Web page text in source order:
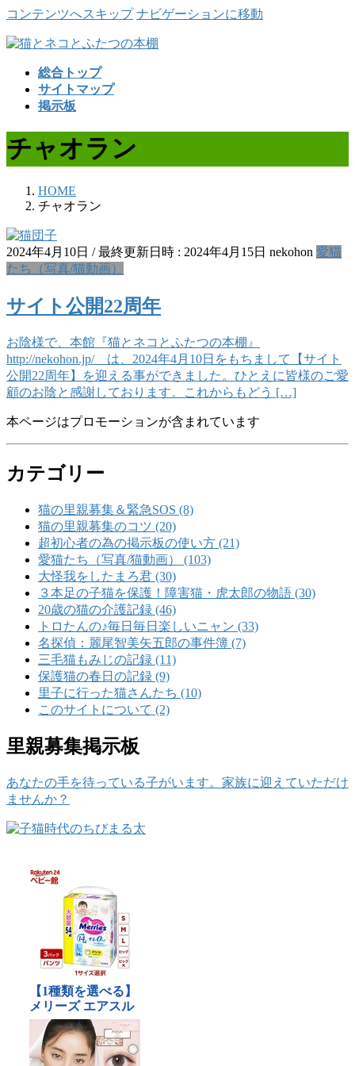
コンテンツへスキップ ナビゲーションに移動
総合トップ
サイトマップ
掲示板
チャオラン
HOME
チャオラン
2024年4月10日 / 最終更新日時 : 2024年4月15日 nekohon 愛猫
たち（写真/猫動画）
サイト公開22周年
お陰様で、本館『猫とネコとふたつの本棚』
http://nekohon.jp/ は、2024年4月10日をもちまして【サイト
公開22周年】を迎える事ができました。ひとえに皆様のご愛
顧のお陰と感謝しております。これからもどう […]
本ページはプロモーションが含まれています
カテゴリー
猫の里親募集＆緊急SOS (8)
猫の里親募集のコツ (20)
超初心者の為の掲示板の使い方 (21)
愛猫たち（写真/猫動画） (103)
大怪我をしたまろ君 (30)
３本足の子猫を保護！障害猫・虎太郎の物語 (30)
20歳の猫の介護記録 (46)
トロたんの♪毎日毎日楽しいニャン (33)
名探偵：麗尾智美矢五郎の事件簿 (7)
三毛猫もみじの記録 (11)
保護猫の春日の記録 (9)
里子に行った猫さんたち (10)
このサイトについて (2)
里親募集掲示板
あなたの手を待っている子がいます。家族に迎えていただけ
ませんか？